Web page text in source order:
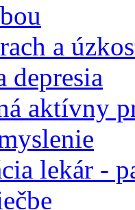
a
depresia
aktívny
lekár -